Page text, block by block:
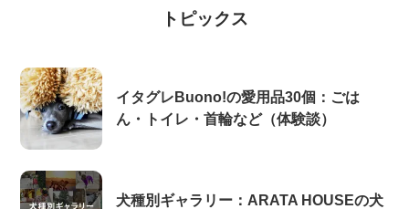
トピックス
イタグレBuono!の愛用品30個：ごは
ん・トイレ・首輪など（体験談）
犬種別ギャラリー：ARATA HOUSEの犬